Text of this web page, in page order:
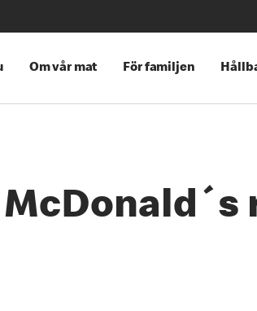
Om vår mat För familjen